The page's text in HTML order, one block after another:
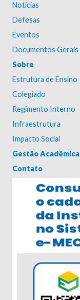
Notícias
Defesas
Eventos
Documentos Gerais
Sobre
Estrutura de Ensino
Colegiado
Regimento Interno
Infraestrutura
Impacto Social
Gestão Acadêmica
Contato